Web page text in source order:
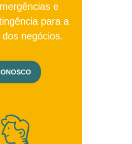
e
para a
negócios.